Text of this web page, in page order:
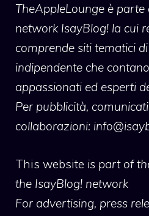
TheAppleLounge è parte
network IsayBlog! la cui
comprende siti tematici
indipendente che
appassionati ed esperti
Per pubblicità,
collaborazioni:
This website is part of
the IsayBlog! network
For advertising, press